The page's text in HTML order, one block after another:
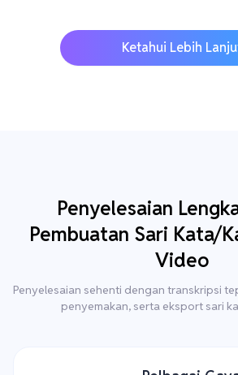
Ketahui Lebih
Penyelesaian
Pembuatan Sari Kata/
Video
Penyelesaian sehenti dengan transkripsi
penyemakan, serta eksport sari